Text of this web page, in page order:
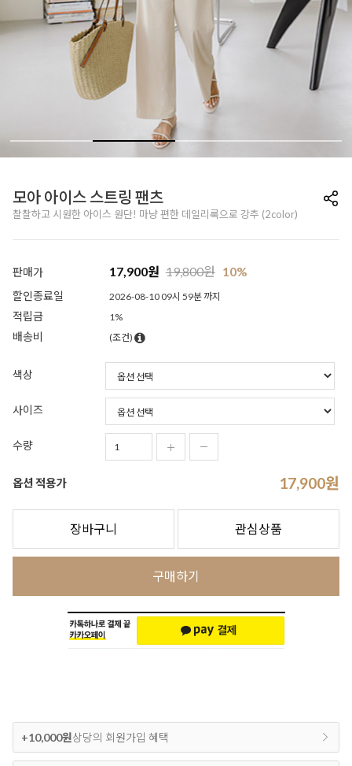
모아 아이스 스트링 팬츠
찰찰하고 시원한 아이스 원단! 마냥 편한 데일리룩으로 강추 (2color)
판매가 17,900원 19,800원 10%
할인종료일 2026-08-10 09시 59분 까지
적립금 1%
배송비 (조건)
색상
사이즈
수량
옵션 적용가 17,900원
장바구니 관심상품
구매하기
+10,000원상당의 회원가입 혜택